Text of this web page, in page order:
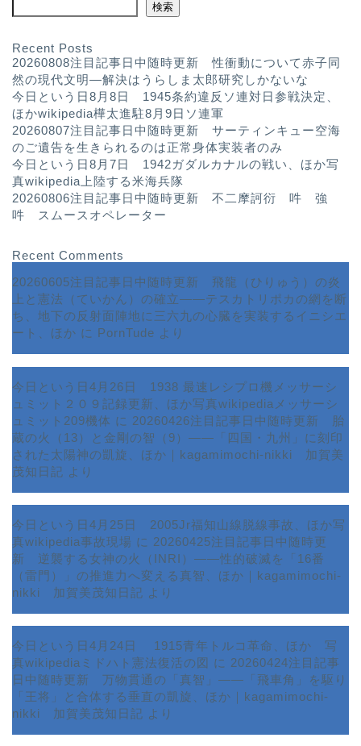
検索
Recent Posts
20260808注目記事日中随時更新 性衝動について赤子同
然の現代文明—解決はうらしま太郎研究しかないな
今日という日8月8日 1945条約違反ソ連対日参戦決定、
ほかwikipedia樺太進駐8月9日ソ連軍
20260807注目記事日中随時更新 サーティンキュー空海
のご遺告を生きられるのは正常身体実装者のみ
今日という日8月7日 1942ガダルカナルの戦い、ほか写
真wikipedia上陸する米海兵隊
20260806注目記事日中随時更新 不二摩訶衍 吽 強
吽 スムースオペレーター
Recent Comments
20260605注目記事日中随時更新 飛龍（ひりゅう）の炎
上と憲法（ていかん）の確立――テスカトリポカの網を断
ち、地下の反射面陣地に三六九の心臓を実装するイニシエ
ート、ほか に PornTude より
今日という日4月26日 1938 最速レシプロ機メッサーシ
ュミット２０９記録更新、ほか写真wikipediaメッサーシ
ュミット209機体 に 20260426注目記事日中随時更新 胎
蔵の火（13）と金剛の智（9）――「四国・九州」に刻印
された太陽神の凱旋、ほか｜kagamimochi-nikki 加賀美
茂知日記 より
今日という日4月25日 2005Jr福知山線脱線事故、ほか写
真wikipedia事故現場 に 20260425注目記事日中随時更
新 逆襲する女神の火（INRI）――性的破滅を「16番
（雷門）」の推進力へ変える真智、ほか｜kagamimochi-
nikki 加賀美茂知日記 より
今日という日4月24日 1915青年トルコ革命、ほか 写
真wikipediaミドハト憲法復活の図 に 20260424注目記事
日中随時更新 万物貫通の「真智」――「飛車角」を駆り
「王将」と合体する垂直の凱旋、ほか｜kagamimochi-
nikki 加賀美茂知日記 より
ホーム
サービス
ランキング